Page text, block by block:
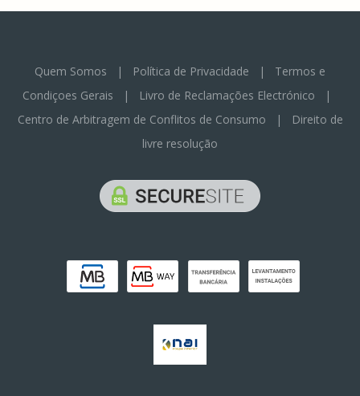
Quem Somos | Política de Privacidade | Termos e
Condiçoes Gerais | Livro de Reclamações Electrónico |
Centro de Arbitragem de Conflitos de Consumo |
Direito de
livre resolução